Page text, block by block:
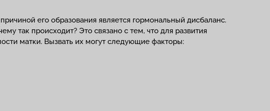
его образования является гормональный дисбаланс.
так происходит? Это связано с тем, что для развития
матки. Вызвать их могут следующие факторы: